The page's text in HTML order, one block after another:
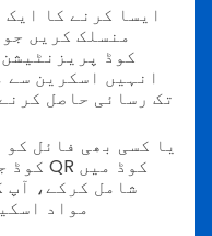
ایسا کرنے کا
منسلک کریں
انہیں اسکرین
تک رسائی حاصل
شامل کرکے، آپ
مواد